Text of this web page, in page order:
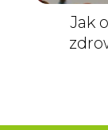
Jak